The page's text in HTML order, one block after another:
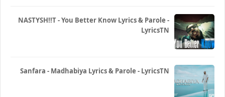
NASTYSH!!T - You Better Know Lyrics & Parole -
LyricsTN
Sanfara - Madhabiya Lyrics & Parole - LyricsTN